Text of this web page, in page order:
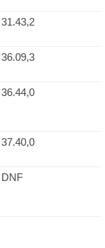
31.43,2
36.09,3
36.44,0
37.40,0
DNF